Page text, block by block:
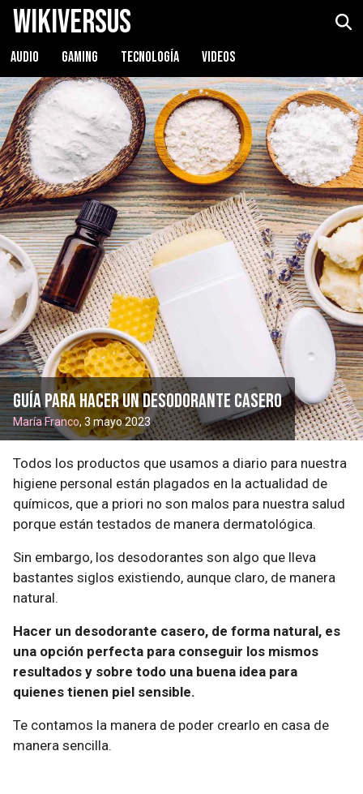
WikiVersus
AUDIO GAMING TECNOLOGÍA VIDEOS
Guía para hacer un desodorante casero
María Franco, 3 mayo 2023
Todos los productos que usamos a diario para nuestra
higiene personal están plagados en la actualidad de
químicos, que a priori no son malos para nuestra salud
porque están testados de manera dermatológica.
Sin embargo, los desodorantes son algo que lleva
bastantes siglos existiendo, aunque claro, de manera
natural.
Hacer un desodorante casero, de forma natural, es
una opción perfecta para conseguir los mismos
resultados y sobre todo una buena idea para
quienes tienen piel sensible.
Te contamos la manera de poder crearlo en casa de
manera sencilla.